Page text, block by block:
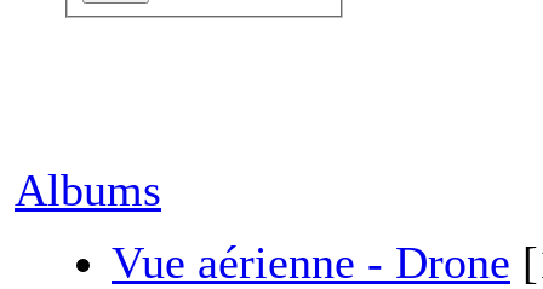
Albums
Vue aérienne - Drone